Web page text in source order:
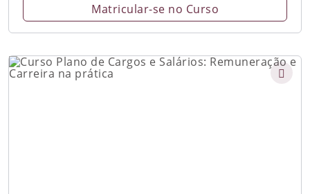
Matricular-se no Curso